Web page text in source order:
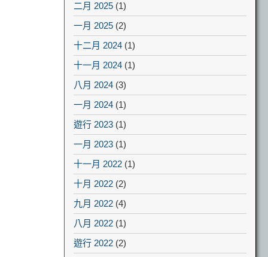
二月 2025 (1)
一月 2025 (2)
十二月 2024 (1)
十一月 2024 (1)
八月 2024 (3)
一月 2024 (1)
遊行 2023 (1)
一月 2023 (1)
十一月 2022 (1)
十月 2022 (2)
九月 2022 (4)
八月 2022 (1)
遊行 2022 (2)